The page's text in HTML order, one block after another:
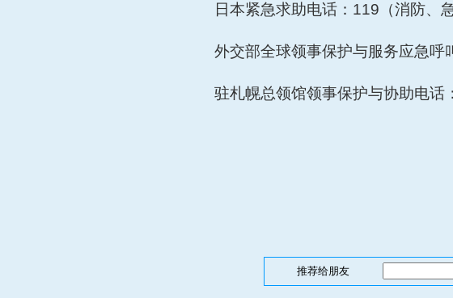
日本紧急求助电话： 119（消防、
外交部全球领事保护与服务应急呼
驻札幌总领馆领事保护与协助电话：
推荐给朋友